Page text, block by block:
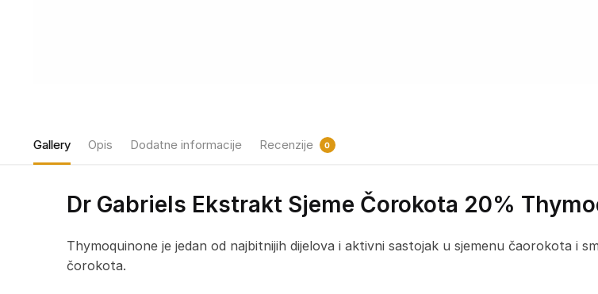
Gallery Opis Dodatne informacije Recenzije 0
Dr Gabriels Ekstrakt Sjeme Čorokota 20%
Thymoquinone je jedan od najbitnijih dijelova i aktivni sastojak u sjemenu čaorokota i
čorokota.